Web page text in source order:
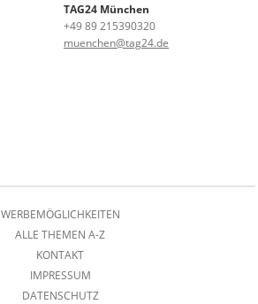
TAG24 München
+49 89 215390320
muenchen@tag24.de
WERBEMÖGLICHKEITEN
ALLE THEMEN A-Z
KONTAKT
IMPRESSUM
DATENSCHUTZ